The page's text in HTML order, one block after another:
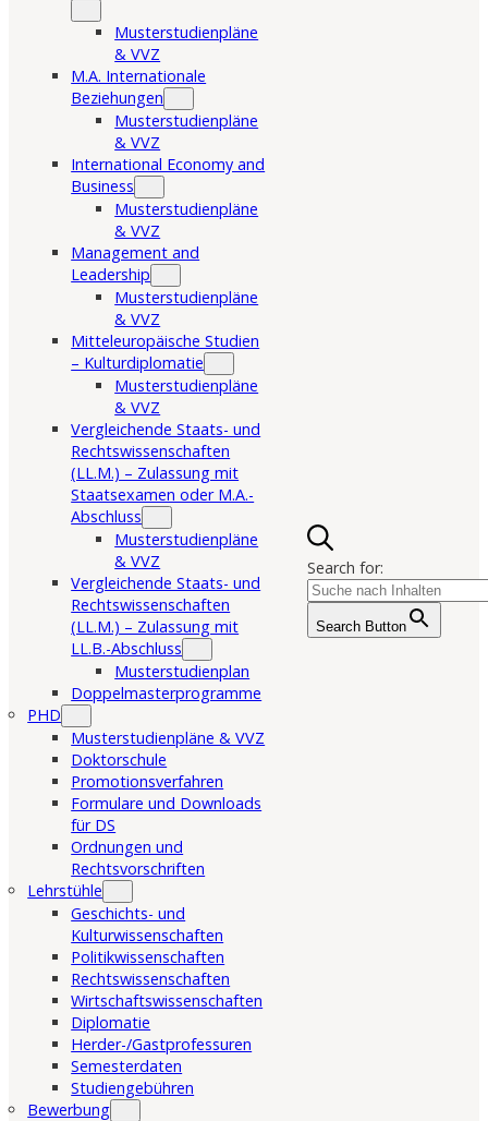
Musterstudienpläne
& VVZ
M.A. Internationale
Beziehungen
Musterstudienpläne
& VVZ
International Economy and
Business
Musterstudienpläne
& VVZ
Management and
Leadership
Musterstudienpläne
& VVZ
Mitteleuropäische Studien
– Kulturdiplomatie
Musterstudienpläne
& VVZ
Vergleichende Staats- und
Rechtswissenschaften
(LL.M.) – Zulassung mit
Staatsexamen oder M.A.-
Abschluss
Musterstudienpläne
& VVZ
Vergleichende Staats- und
Rechtswissenschaften
(LL.M.) – Zulassung mit
LL.B.-Abschluss
Musterstudienplan
Doppelmasterprogramme
PHD
Musterstudienpläne & VVZ
Doktorschule
Promotionsverfahren
Formulare und Downloads
für DS
Ordnungen und
Rechtsvorschriften
Lehrstühle
Geschichts- und
Kulturwissenschaften
Politikwissenschaften
Rechtswissenschaften
Wirtschaftswissenschaften
Diplomatie
Herder-/Gastprofessuren
Semesterdaten
Studiengebühren
Bewerbung
Search for:
Search Button